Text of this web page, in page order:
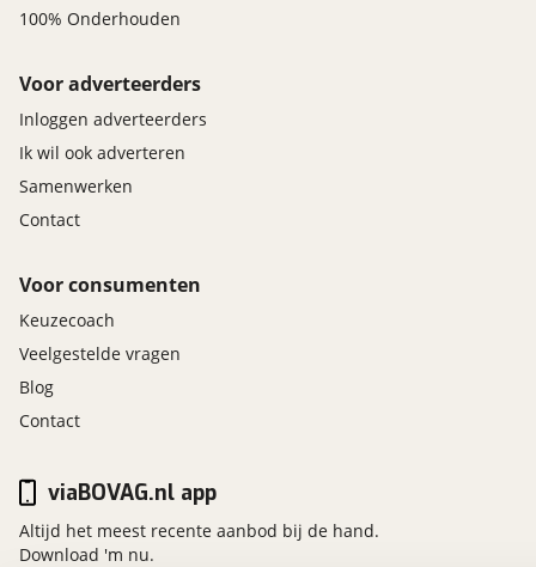
100% Onderhouden
Voor adverteerders
Inloggen adverteerders
Ik wil ook adverteren
Samenwerken
Contact
Voor consumenten
Keuzecoach
Veelgestelde vragen
Blog
Contact
viaBOVAG.nl app
Altijd het meest recente aanbod bij de hand.
Download 'm nu.